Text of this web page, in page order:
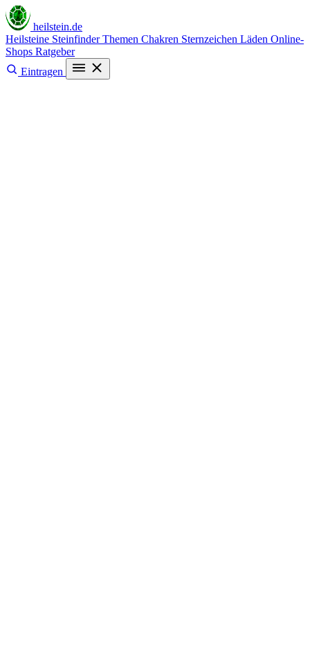
heilstein.de
Heilsteine SteinfinderThemen Chakren Sternzeichen Läden Online-
Shops Ratgeber
Eintragen